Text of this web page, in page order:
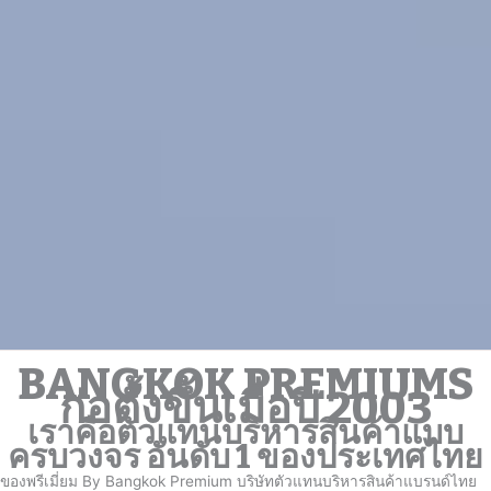
BANGKOK PREMIUMS
ก่อตั้งขึ้นเมื่อปี 2003
เราคือตัวแทนบริหารสินค้าแบบ
ครบวงจร อันดับ 1 ของประเทศไทย
ของพรีเมี่ยม By Bangkok Premium บริษัทตัวแทนบริหารสินค้าแบรนด์ไทย